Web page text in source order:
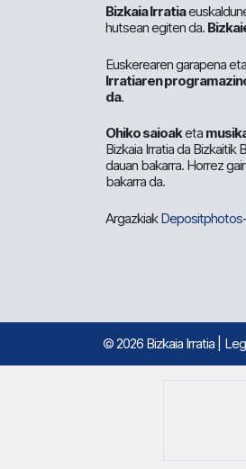
Bizkaia Irratia
hutsean egiten da.
Euskerearen garapena
Irratiaren
da.
Ohiko saioaketa
Bizkaia Irratia da
dauan bakarra. Horrez
bakarra da.
ArgazkiakDepositphotos
© 2026 Bizkaia Irratia